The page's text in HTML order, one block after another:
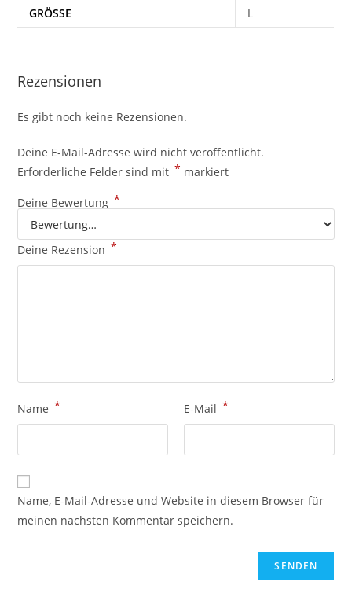
GRÖSSE L
Rezensionen
Es gibt noch keine Rezensionen.
Deine E-Mail-Adresse wird nicht veröffentlicht.
Erforderliche Felder sind mit * markiert
Deine Bewertung *
Deine Rezension *
Name * E-Mail *
Name, E-Mail-Adresse und Website in diesem Browser für
meinen nächsten Kommentar speichern.